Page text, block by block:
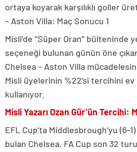
ortaya koyarak karşılıklı goller
– Aston Villa: Maç Sonucu 1
Misli’de ’’Süper Oran’’ bülteninde
seçeneği bulunan günün öne
Chelsea – Aston Villa
Misli üyelerinin %22’si tercihini
kullanıyor.
Misli Yazarı Ozan Gür’ün Tercihi:
EFL Cup’ta Middlesbrough’yu (6-
bulan Chelsea, FA Cup son 32